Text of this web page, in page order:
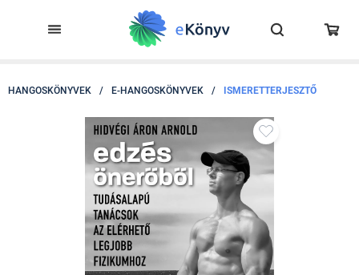
HANGOSKÖNYVEK / E-HANGOSKÖNYVEK / ISMERETTERJESZTŐ